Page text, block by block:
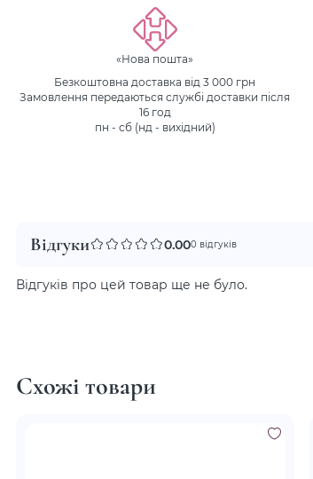
«Нова пошта»
Безкоштовна доставка від 3 000 грн
Замовлення передаються службі доставки після
16 год
пн - сб (нд - вихідний)
Відгуки 0.000 відгуків
Відгуків про цей товар ще не було.
Схожі товари